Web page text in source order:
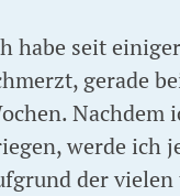
habe seit
gerade
Nachdem
werde ich
der